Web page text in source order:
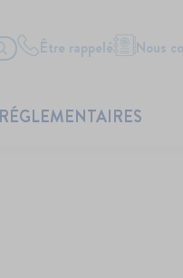
Être rappelé Nous